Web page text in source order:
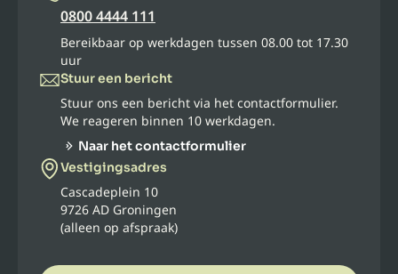
0800 4444 111
Bereikbaar op werkdagen tussen 08.00 tot 17.30
uur
Stuur een bericht
Stuur ons een bericht via het contactformulier.
We reageren binnen 10 werkdagen.
Naar het contactformulier
Vestigingsadres
Cascadeplein 10
9726 AD Groningen
(alleen op afspraak)